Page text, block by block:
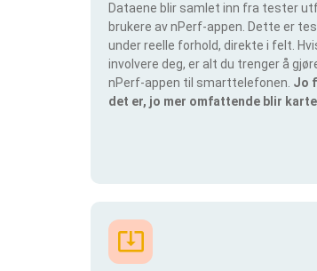
Dataene blir samlet inn fra tester
brukere av nPerf-appen. Dette er
under reelle forhold, direkte i felt.
involvere deg, er alt du trenger å
nPerf-appen til smarttelefonen. Jo
det er, jo mer omfattende blir